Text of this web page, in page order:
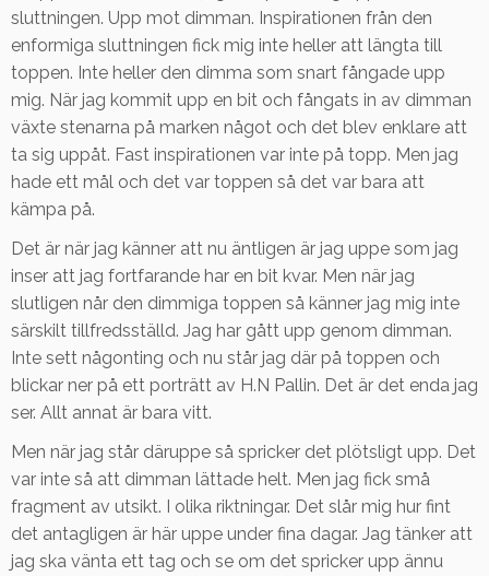
sluttningen. Upp mot dimman. Inspirationen från den
enformiga sluttningen fick mig inte heller att längta till
toppen. Inte heller den dimma som snart fångade upp
mig. När jag kommit upp en bit och fångats in av dimman
växte stenarna på marken något och det blev enklare att
ta sig uppåt. Fast inspirationen var inte på topp. Men jag
hade ett mål och det var toppen så det var bara att
kämpa på.
Det är när jag känner att nu äntligen är jag uppe som jag
inser att jag fortfarande har en bit kvar. Men när jag
slutligen når den dimmiga toppen så känner jag mig inte
särskilt tillfredsställd. Jag har gått upp genom dimman.
Inte sett någonting och nu står jag där på toppen och
blickar ner på ett porträtt av H.N Pallin. Det är det enda jag
ser. Allt annat är bara vitt.
Men när jag står däruppe så spricker det plötsligt upp. Det
var inte så att dimman lättade helt. Men jag fick små
fragment av utsikt. I olika riktningar. Det slår mig hur fint
det antagligen är här uppe under fina dagar. Jag tänker att
jag ska vänta ett tag och se om det spricker upp ännu